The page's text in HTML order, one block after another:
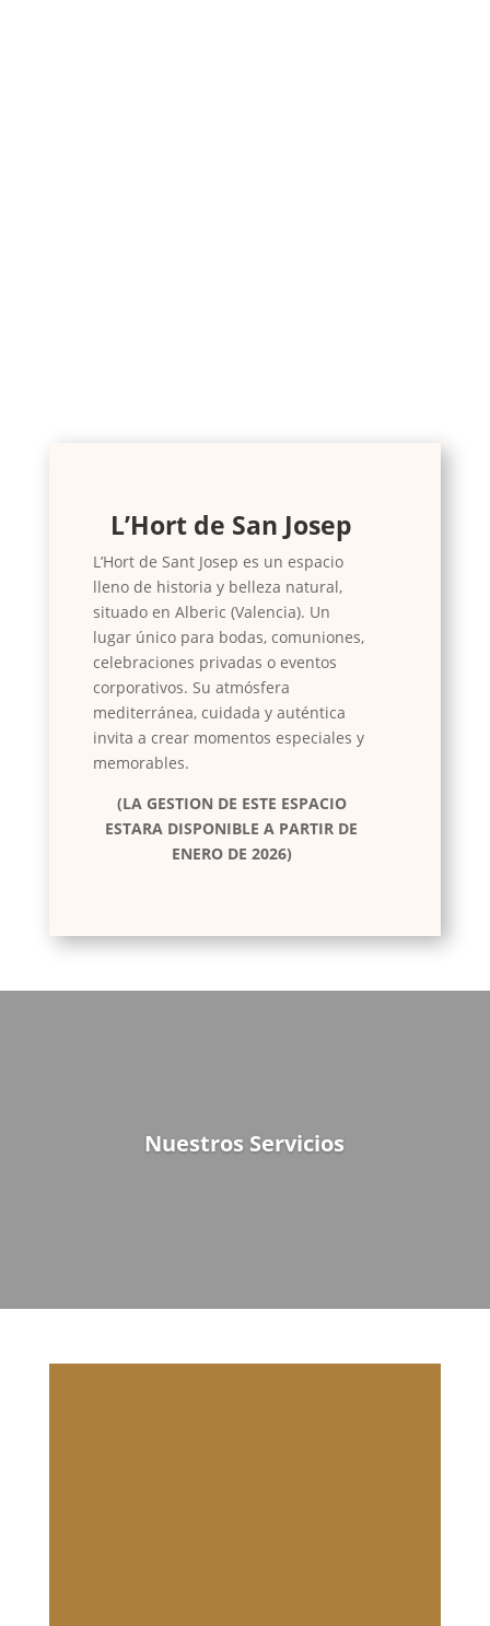
L’Hort de San Josep
L’Hort de Sant Josep es un espacio
lleno de historia y belleza natural,
situado en Alberic (Valencia). Un
lugar único para bodas, comuniones,
celebraciones privadas o eventos
corporativos. Su atmósfera
mediterránea, cuidada y auténtica
invita a crear momentos especiales y
memorables.
(LA GESTION DE ESTE ESPACIO
ESTARA DISPONIBLE A PARTIR DE
ENERO DE 2026)
Nuestros Servicios